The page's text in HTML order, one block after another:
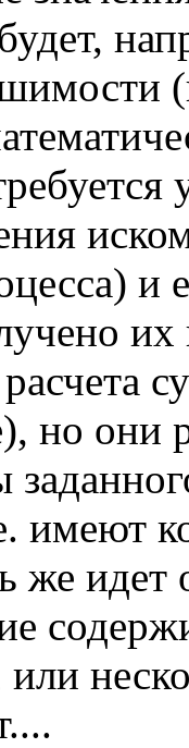
и
но они
имеют
же идет